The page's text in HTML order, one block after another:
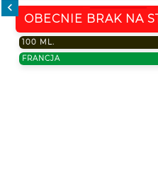
OBECNIE BRAK NA
100 ML.
FRANCJA
